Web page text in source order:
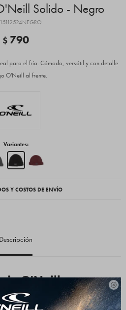

Solido - Negro
15112524NEGRO
$ 790
para el frío. Cómodo, versátil y con detalle
O'Neill al frente.
Variantes:
Y COSTOS DE ENVÍO
Descripción
O'Neill
clásico y